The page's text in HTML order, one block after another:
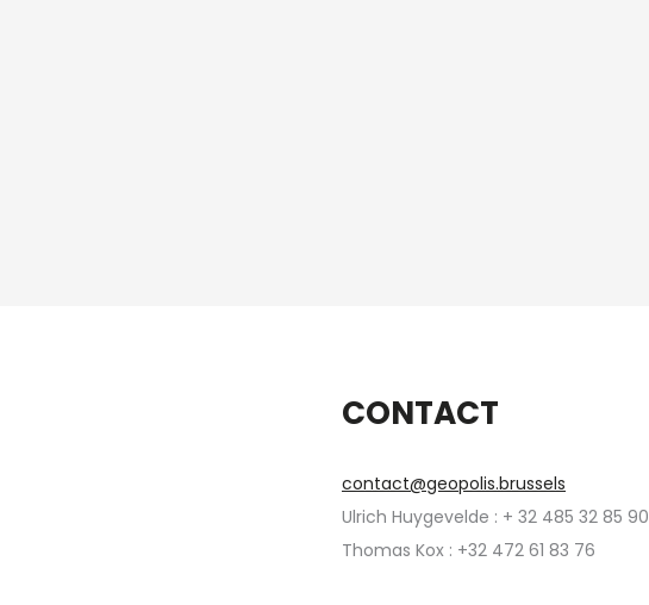
CONTACT
contact@geopolis.brussels
Ulrich Huygevelde : + 32 485 32 85 90
Thomas Kox : +32 472 61 83 76